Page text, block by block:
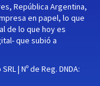
República Argentina,
en papel, lo que
de lo que hoy es
que subió a
| Nº de Reg. DNDA: